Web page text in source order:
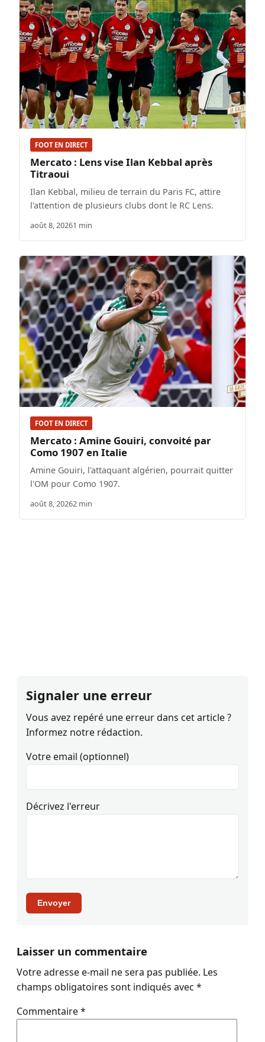
FOOT EN DIRECT
Mercato : Lens vise Ilan Kebbal après
Titraoui
Ilan Kebbal, milieu de terrain du Paris FC, attire
l'attention de plusieurs clubs dont le RC Lens.
août 8, 20261 min
FOOT EN DIRECT
Mercato : Amine Gouiri, convoité par
Como 1907 en Italie
Amine Gouiri, l'attaquant algérien, pourrait quitter
l'OM pour Como 1907.
août 8, 20262 min
Signaler une erreur
Vous avez repéré une erreur dans cet article ?
Informez notre rédaction.
Votre email (optionnel)
Décrivez l'erreur
Envoyer
Laisser un commentaire
Votre adresse e-mail ne sera pas publiée. Les
champs obligatoires sont indiqués avec *
Commentaire*